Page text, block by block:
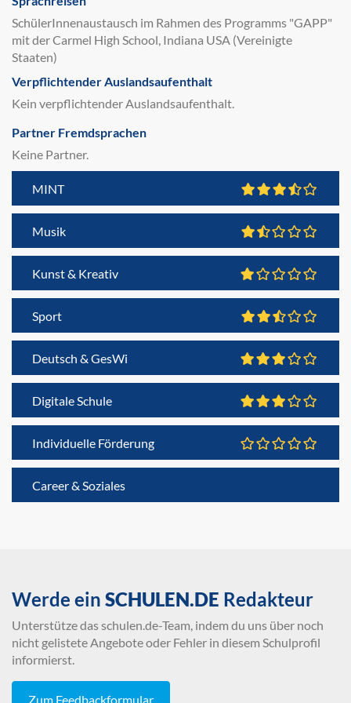
SchülerInnenaustausch im Rahmen des Programms "GAPP"
mit der Carmel High School, Indiana USA (Vereinigte
Staaten)
Verpflichtender Auslandsaufenthalt
Kein verpflichtender Auslandsaufenthalt.
Partner Fremdsprachen
Keine Partner.
MINT
Musik
Kunst & Kreativ
Sport
Deutsch & GesWi
Digitale Schule
Individuelle Förderung
Career & Soziales
Werde ein SCHULEN.DE Redakteur
Unterstütze das schulen.de-Team, indem du uns über noch
nicht gelistete Angebote oder Fehler in diesem Schulprofil
informierst.
Zum Feedbackformular